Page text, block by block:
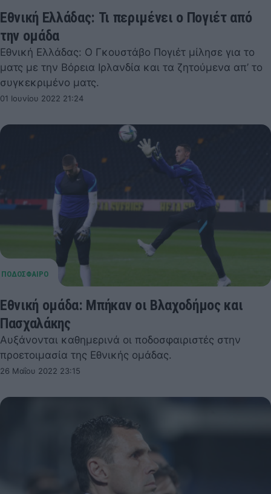
Εθνική Ελλάδας: Τι περιμένει ο Πογιέτ από
την ομάδα
Εθνική Ελλάδας: Ο Γκουστάβο Πογιέτ μίλησε για το
ματς με την Βόρεια Ιρλανδία και τα ζητούμενα απ’ το
συγκεκριμένο ματς.
01 Ιουνίου 2022 21:24
Εθνική ομάδα: Μπήκαν οι Βλαχοδήμος και
Πασχαλάκης
Αυξάνονται καθημερινά οι ποδοσφαιριστές στην
προετοιμασία της Εθνικής ομάδας.
26 Μαΐου 2022 23:15